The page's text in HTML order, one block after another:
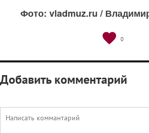
Фото: vladmuz.ru /
0
Добавить комментарий